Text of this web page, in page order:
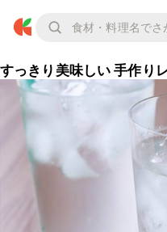
すっきり美味しい 手作り